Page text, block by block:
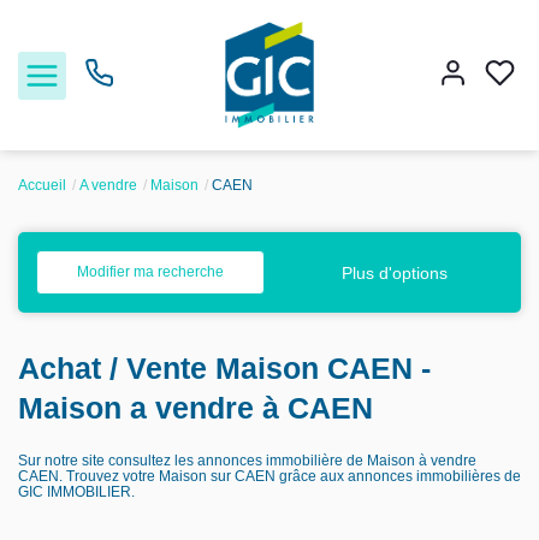
Acheter
Louer
Estimer
Accueil A vendre Maison CAEN
Modifier ma recherche Plus d'options
Achat / Vente Maison CAEN -
Maison a vendre à CAEN
Sur notre site consultez les annonces immobilière de Maison à vendre
CAEN. Trouvez votre Maison sur CAEN grâce aux annonces immobilières de
GIC IMMOBILIER.